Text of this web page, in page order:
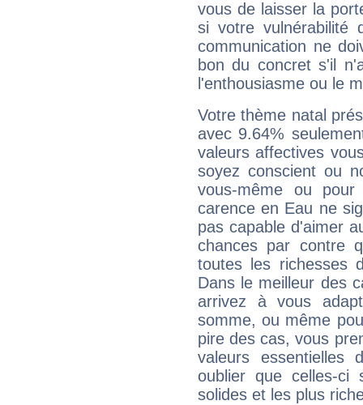
vous de laisser la
si votre vulnérabilité
communication ne
bon du concret s'il
l'enthousiasme ou le
Votre thème natal
avec 9.64%
valeurs affectives
soyez conscient ou
vous-même ou
carence en Eau ne
pas capable d'aimer
chances par contre
toutes les richesses
Dans le meilleur des
arrivez à vous
somme, ou même
pire des cas, vous
valeurs
oublier que celles-
solides et les plus